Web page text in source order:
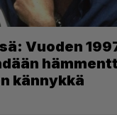
Vuoden
kännykkä